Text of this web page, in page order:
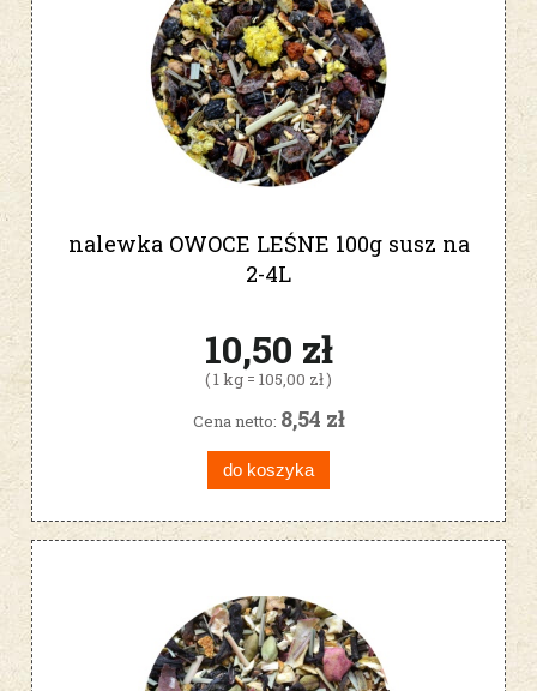
nalewka OWOCE LEŚNE 100g susz na
2-4L
10,50 zł
( 1 kg = 105,00 zł )
Cena netto: 8,54 zł
do koszyka